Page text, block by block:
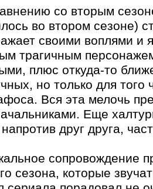
со вторым
во втором сезоне)
своими воплями и
трагичным
плюс откуда-то
но только для того
Вся эта мелочь
Еще
напротив друг друга,
сопровождение
сезона, которые